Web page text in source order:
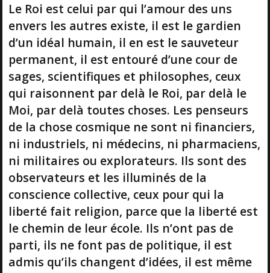
Le Roi est celui par qui l’amour des uns
envers les autres existe, il est le gardien
d’un idéal humain, il en est le sauveteur
permanent, il est entouré d’une cour de
sages, scientifiques et philosophes, ceux
qui raisonnent par delà le Roi, par delà le
Moi, par delà toutes choses. Les penseurs
de la chose cosmique ne sont ni financiers,
ni industriels, ni médecins, ni pharmaciens,
ni militaires ou explorateurs. Ils sont des
observateurs et les illuminés de la
conscience collective, ceux pour qui la
liberté fait religion, parce que la liberté est
le chemin de leur école. Ils n’ont pas de
parti, ils ne font pas de politique, il est
admis qu’ils changent d’idées, il est même